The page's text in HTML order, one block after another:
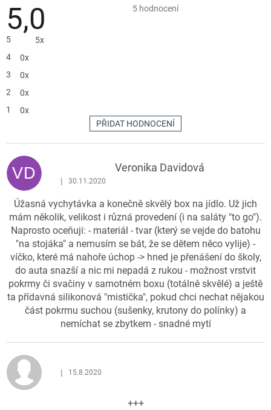
5,0
Průměrné
5 hodnocení
5
5x
4
0x
3
0x
2
0x
1
0x
PŘIDAT HODNOCENÍ
p
i
o
d
o
e
n
VD Veronika Davidová
Hodnocení produktu je 5 z 5 hvězdiček.
| 30.11.2020
Úžasná vychytávka a konečně skvělý box na jídlo. Už jich
mám několik, velikost i různá provedení (i na saláty "to go").
Naprosto oceňuji: - materiál - tvar (který se vejde do batohu
"na stojáka" a nemusím se bát, že se dětem něco vylije) -
víčko, které má nahoře úchop -> hned je přenášení do školy,
do auta snazší a nic mi nepadá z rukou - možnost vrstvit
pokrmy či svačiny v samotném boxu (totálně skvělé) a ještě
ta přídavná silikonová "mistička", pokud chci nechat nějakou
část pokrmu suchou (sušenky, krutony do polínky) a
nemíchat se zbytkem - snadné mytí
Hodnocení produktu je 5 z 5 hvězdiček.
| 15.8.2020
+++